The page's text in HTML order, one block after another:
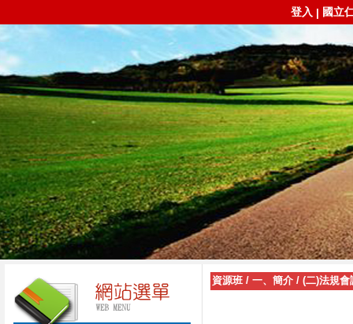
登入 | 國立
資源班 / 一、簡介 / (二)法規會